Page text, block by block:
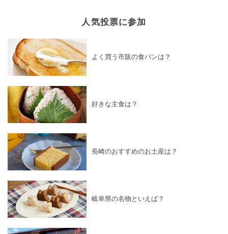
人気投票に参加
よく買う市販の食パンは？
好きな主食は？
長崎のおすすめのお土産は？
岐阜県の名物といえば？